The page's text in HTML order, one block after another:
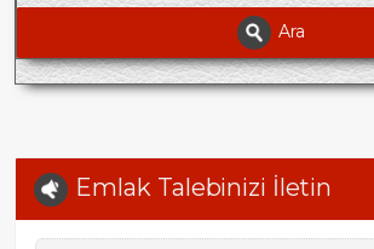
Ara
Emlak Talebinizi İletin